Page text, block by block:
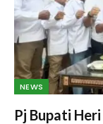
NEWS
Pj Bupati